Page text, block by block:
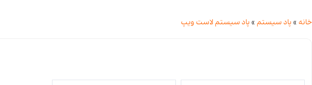
خانه » پاد سیستم » پاد سیستم لاست ویپ